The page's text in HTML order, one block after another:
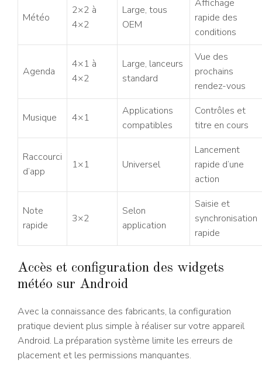
Météo
2×2 à
4×2
Large, tous
OEM
Affichage
rapide des
conditions
Agenda
4×1 à
4×2
Large, lanceurs
standard
Vue des
prochains
rendez-vous
Musique 4×1
Applications
compatibles
Contrôles et
titre en cours
Raccourci
d’app
1×1 Universel
Lancement
rapide d’une
action
Note
rapide
3×2
Selon
application
Saisie et
synchronisation
rapide
Accès et configuration des widgets
météo sur Android
Avec la connaissance des fabricants, la configuration
pratique devient plus simple à réaliser sur votre appareil
Android. La préparation système limite les erreurs de
placement et les permissions manquantes.